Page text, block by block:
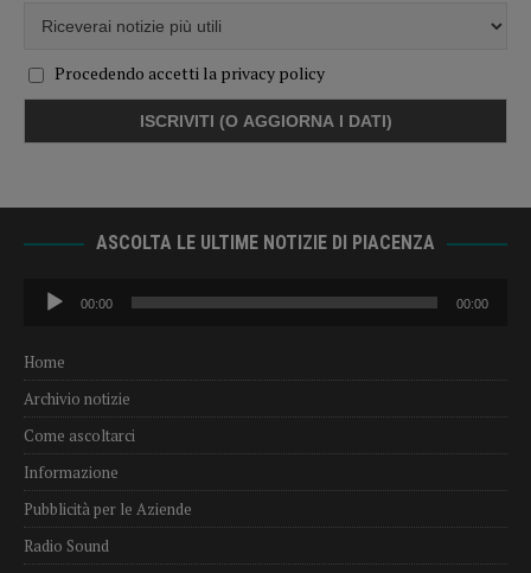
Procedendo accetti la privacy policy
ASCOLTA LE ULTIME NOTIZIE DI PIACENZA
Audio
Player
00:00 00:00
Home
Archivio notizie
Come ascoltarci
Informazione
Pubblicità per le Aziende
Radio Sound